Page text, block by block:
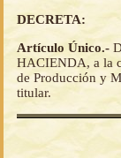
DECRETA:
Artículo Único.-
HACIENDA, a la
de Producción y
titular.